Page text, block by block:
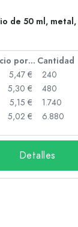
de 50 ml,
Precio por unidad Cantidad
5,47 €
5,30 €
5,15 €
5,02 €
240
480
1.740
6.880
Detalles